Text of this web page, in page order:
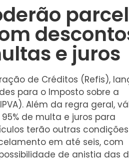
e juros
de Créditos (Refis),
para o Imposto sobre a
Além da regra geral,
de multa e juros para
terão outras condições
em até seis, com
de anistia das